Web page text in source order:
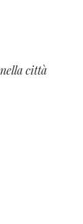
città